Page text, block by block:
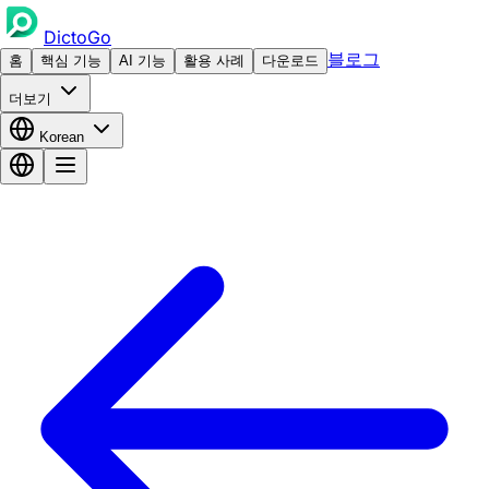
DictoGo
홈 핵심 기능 AI 기능 활용 사례 다운로드 블로그
더보기
Korean